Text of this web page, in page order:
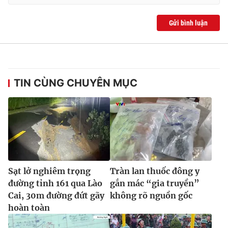
Gửi bình luận
TIN CÙNG CHUYÊN MỤC
Sạt lở nghiêm trọng
đường tỉnh 161 qua Lào
Cai, 30m đường đứt gãy
hoàn toàn
Tràn lan thuốc đông y
gắn mác “gia truyền”
không rõ nguồn gốc